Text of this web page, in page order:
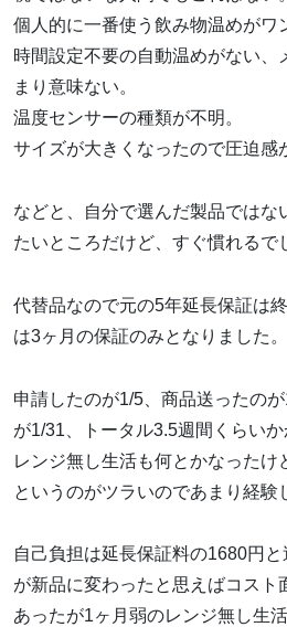
個人的に一番使う飲み物温めがワ
時間設定不要の自動温めがない、
まり意味ない。
温度センサーの種類が不明。
サイズが大きくなったので圧迫感
などと、自分で選んだ製品ではな
たいところだけど、すぐ慣れるで
代替品なので元の5年延長保証は
は3ヶ月の保証のみとなりました。
申請したのが1/5、商品送ったの
が1/31、トータル3.5週間くらいか
レンジ無し生活も何とかなったけ
というのがツラいのであまり経験
自己負担は延長保証料の1680円
が新品に変わったと思えばコスト
あったが1ヶ月弱のレンジ無し生